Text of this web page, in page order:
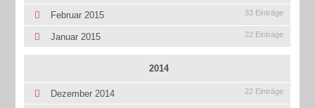
Februar 2015 33 Einträge
Januar 2015 22 Einträge
2014
Dezember 2014 22 Einträge